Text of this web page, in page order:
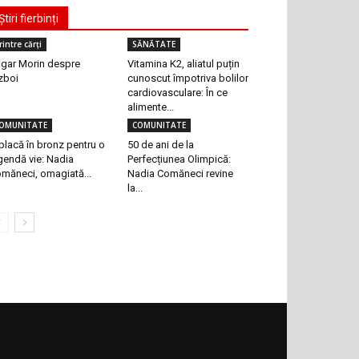
fierbinți
cărți
Morin despre
SĂNĂTATE
Vitamina K2, aliatul puțin
cunoscut împotriva bolilor
cardiovasculare: În ce
alimente...
în bronz pentru o
vie: Nadia
omagiată...
COMUNITATE
50 de ani de la
Perfecțiunea Olimpică:
Nadia Comăneci revine
la...